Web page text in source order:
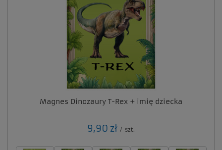
Magnes Dinozaury T-Rex + imię dziecka
9,90 zł / szt.